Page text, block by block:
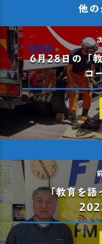
他
6月28日の「
コ
「教育を語